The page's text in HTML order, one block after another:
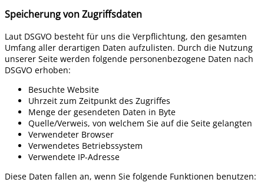
Speicherung von Zugriffsdaten
Laut DSGVO besteht für uns die Verpflichtung, den gesamten
Umfang aller derartigen Daten aufzulisten. Durch die Nutzung
unserer Seite werden folgende personenbezogene Daten nach
DSGVO erhoben:
Besuchte Website
Uhrzeit zum Zeitpunkt des Zugriffes
Menge der gesendeten Daten in Byte
Quelle/Verweis, von welchem Sie auf die Seite gelangten
Verwendeter Browser
Verwendetes Betriebssystem
Verwendete IP-Adresse
Diese Daten fallen an, wenn Sie folgende Funktionen benutzen: